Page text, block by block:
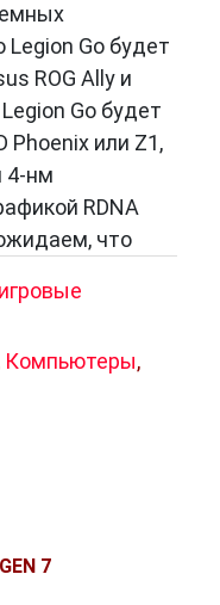
мог найти
который
и бюджету.
в
всех.
и компьютеров,
и
Go будет
ROG Ally и
Go будет
Phoenix или Z1,
4-нм
RDNA
что
игровые
Компьютеры,
7